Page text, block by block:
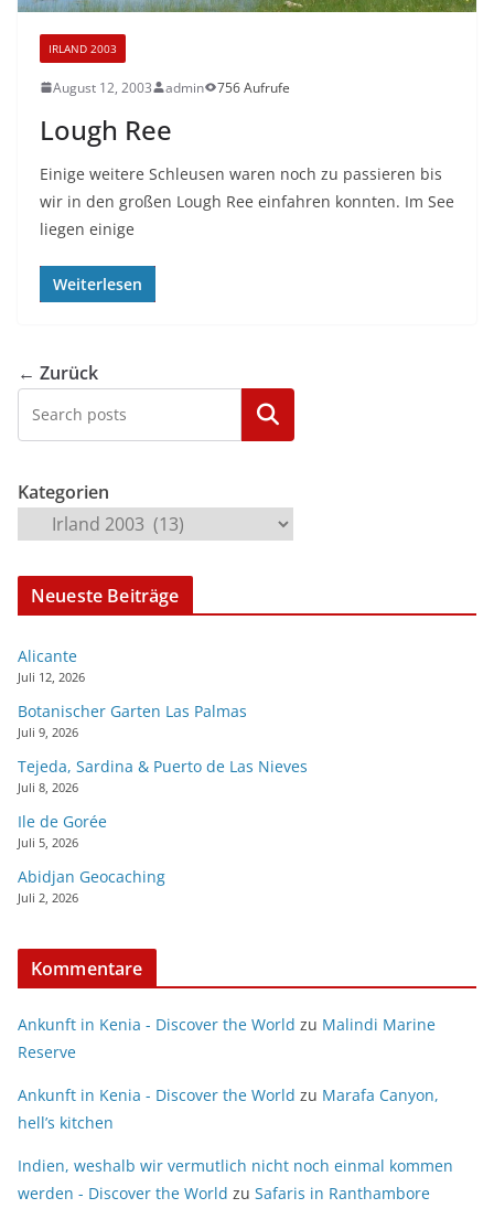
IRLAND 2003
August 12, 2003 admin 756 Aufrufe
Lough Ree
Einige weitere Schleusen waren noch zu passieren bis
wir in den großen Lough Ree einfahren konnten. Im See
liegen einige
Weiterlesen
← Zurück
Kategorien
Kategorien
Neueste Beiträge
Alicante
Juli 12, 2026
Botanischer Garten Las Palmas
Juli 9, 2026
Tejeda, Sardina & Puerto de Las Nieves
Juli 8, 2026
Ile de Gorée
Juli 5, 2026
Abidjan Geocaching
Juli 2, 2026
Kommentare
Ankunft in Kenia - Discover the World zu Malindi Marine
Reserve
Ankunft in Kenia - Discover the World zu Marafa Canyon,
hell’s kitchen
Indien, weshalb wir vermutlich nicht noch einmal kommen
werden - Discover the World zu Safaris in Ranthambore